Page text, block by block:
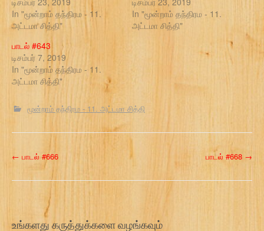
In "மூன்றாம் தந்திரம - 11.
அட்டமா சித்தி"
In "மூன்றாம் தந்திரம - 11.
அட்டமா சித்தி"
பாடல் #643
டிசம்பர் 7, 2019
In "மூன்றாம் தந்திரம - 11.
அட்டமா சித்தி"
மூன்றாம் தந்திரம - 11. அட்டமா சித்தி
P
o
t
← பாடல் #666 பாடல் #668 →
உங்களது கருத்துக்களை வழங்கவும்